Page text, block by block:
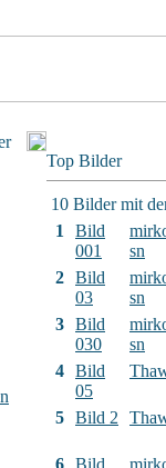
Top Bilder
10 Bilder mit
1
Bild
001
sn
2 Bild
03
sn
3 Bild
030
sn
4 Bild
05
5 Bild 2
6 Bild